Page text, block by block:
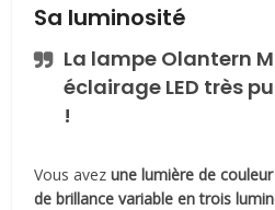
Sa luminosité
La lampe Olantern
éclairage LED très
!
Vous avezune lumière de
de brillance variable en trois